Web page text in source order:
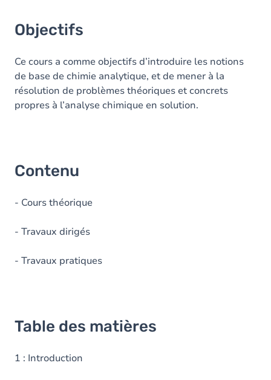
Objectifs
Ce cours a comme objectifs d’introduire les notions
de base de chimie analytique, et de mener à la
résolution de problèmes théoriques et concrets
propres à l’analyse chimique en solution.
Contenu
- Cours théorique
- Travaux dirigés
- Travaux pratiques
Table des matières
1 : Introduction